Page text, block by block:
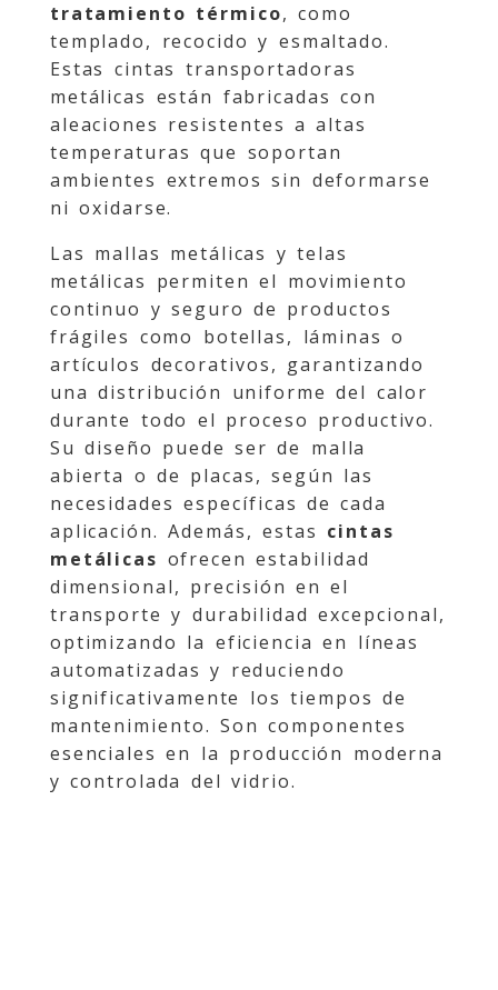
tratamiento térmico, como
templado, recocido y esmaltado.
Estas cintas transportadoras
metálicas están fabricadas con
aleaciones resistentes a altas
temperaturas que soportan
ambientes extremos sin deformarse
ni oxidarse.
Las mallas metálicas y telas
metálicas permiten el movimiento
continuo y seguro de productos
frágiles como botellas, láminas o
artículos decorativos, garantizando
una distribución uniforme del calor
durante todo el proceso productivo.
Su diseño puede ser de malla
abierta o de placas, según las
necesidades específicas de cada
aplicación. Además, estas cintas
metálicas ofrecen estabilidad
dimensional, precisión en el
transporte y durabilidad excepcional,
optimizando la eficiencia en líneas
automatizadas y reduciendo
significativamente los tiempos de
mantenimiento. Son componentes
esenciales en la producción moderna
y controlada del vidrio.